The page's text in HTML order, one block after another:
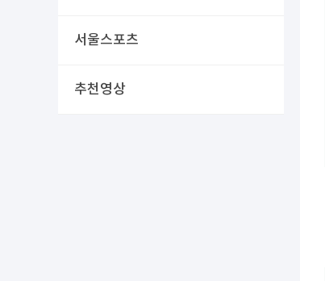
서울스포츠
추천영상